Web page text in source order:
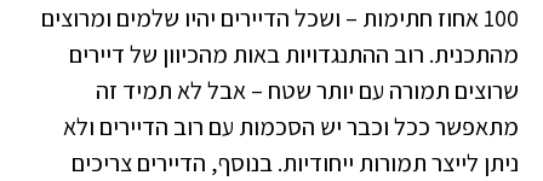
100 אחוז חתימות – ושכל הדיירים יהיו שלמים ומרוצים
מהתכנית. רוב ההתנגדויות באות מהכיוון של דיירים
שרוצים תמורה עם יותר שטח – אבל לא תמיד זה
מתאפשר ככל וכבר יש הסכמות עם רוב הדיירים ולא
ניתן לייצר תמורות ייחודיות. בנוסף, הדיירים צריכים